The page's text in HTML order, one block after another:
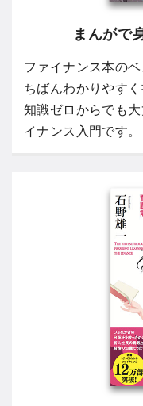
まんがで
ファイナンス本の
ちばんわかりやすく
知識ゼロからでも
イナンス入門です。